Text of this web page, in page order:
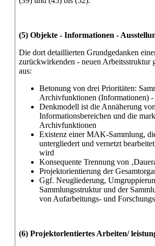
(5) Objekte - Informationen -
Die dort detaillierten Grundgedanken
zurückwirkenden - neuen Arbeitsstruktur
aus:
Betonung von drei Prioritäten:
Archivfunktionen (Informationen) -
Denkmodell ist die Annäherung
Informationsbereichen und die
Archivfunktionen
Existenz einer MAK-Sammlung,
untergliedert und vernetzt
wird
Konsequente Trennung von
Projektorientierung der
Ggf. Neugliederung,
Sammlungsstruktur und der
von Aufarbeitungs- und
(6) Projektorlentiertes Arbeiten/